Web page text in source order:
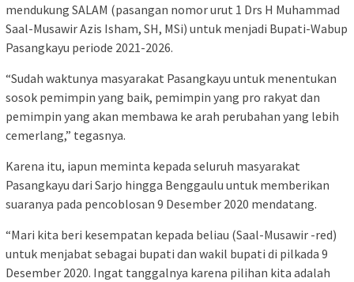
mendukung SALAM (pasangan nomor urut 1 Drs H Muhammad
Saal-Musawir Azis Isham, SH, MSi) untuk menjadi Bupati-Wabup
Pasangkayu periode 2021-2026.
“Sudah waktunya masyarakat Pasangkayu untuk menentukan
sosok pemimpin yang baik, pemimpin yang pro rakyat dan
pemimpin yang akan membawa ke arah perubahan yang lebih
cemerlang,” tegasnya.
Karena itu, iapun meminta kepada seluruh masyarakat
Pasangkayu dari Sarjo hingga Benggaulu untuk memberikan
suaranya pada pencoblosan 9 Desember 2020 mendatang.
“Mari kita beri kesempatan kepada beliau (Saal-Musawir -red)
untuk menjabat sebagai bupati dan wakil bupati di pilkada 9
Desember 2020. Ingat tanggalnya karena pilihan kita adalah